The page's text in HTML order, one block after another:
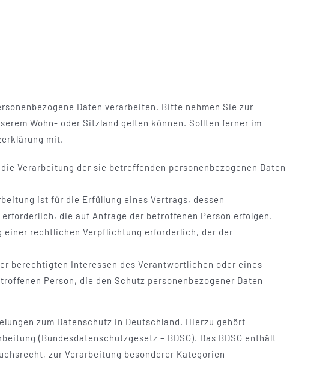
Daten verarbeiten. Bitte nehmen Sie zur
Wohn- oder Sitzland gelten können. Sollten ferner im
mit.
Verarbeitung der sie betreffenden personenbezogenen Daten
ist für die Erfüllung eines Vertrags, dessen
die auf Anfrage der betroffenen Person erfolgen.
einer rechtlichen Verpflichtung erforderlich, der der
berechtigten Interessen des Verantwortlichen oder eines
Person, die den Schutz personenbezogener Daten
zum Datenschutz in Deutschland. Hierzu gehört
(Bundesdatenschutzgesetz – BDSG). Das BDSG enthält
zur Verarbeitung besonderer Kategorien